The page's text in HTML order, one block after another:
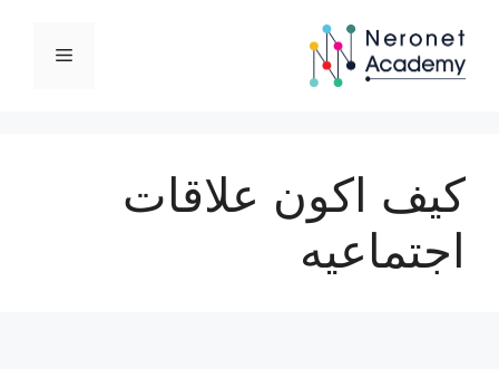
المحتوى
القائمة
كيف اكون علاقات
اجتماعيه